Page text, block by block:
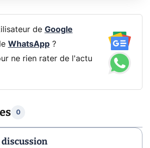
de Google
WhatsApp?
ne rien rater de l'actu
0